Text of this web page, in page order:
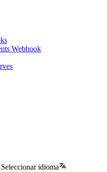
Webhook
Seleccionar idioma